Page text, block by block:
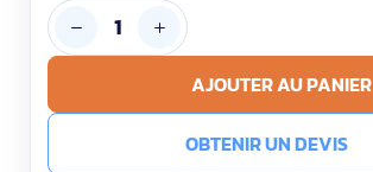
AJOUTER AU PANIER
OBTENIR UN DEVIS